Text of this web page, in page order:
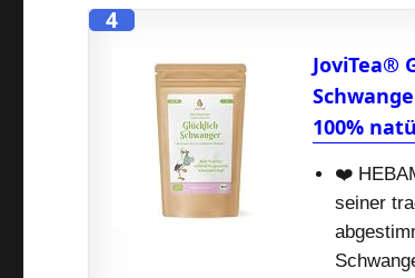
4
JoviTea®
100%
❤️
seiner